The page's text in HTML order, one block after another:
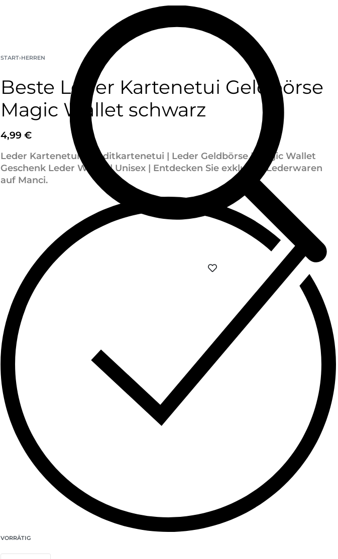
START›HERREN
Beste Leder Kartenetui Geldbörse
Magic Wallet schwarz
4,99 €
Leder Kartenetui | Kreditkartenetui | Leder Geldbörse | Magic Wallet
Geschenk Leder Wallet | Unisex | Entdecken Sie exklusive Lederwaren
auf Manci.
VORRÄTIG